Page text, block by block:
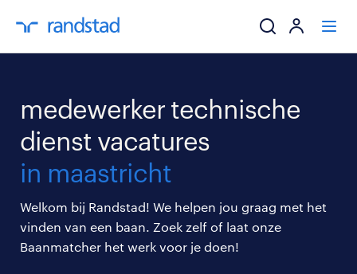
ik zoek een
over randstad
medewerker technische
dienst vacatures
in maastricht
Welkom bij Randstad! We helpen jou graag met het
vinden van een baan. Zoek zelf of laat onze
Baanmatcher het werk voor je doen!